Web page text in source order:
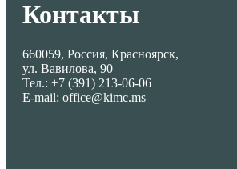
Контакты
660059, Россия, Красноярск,
ул. Вавилова, 90
Тел.: +7 (391) 213-06-06
E-mail: office@kimc.ms